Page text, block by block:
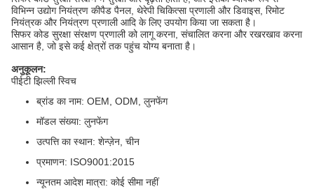
विभिन्न उद्योग नियंत्रण कीपैड पैनल, थेरेपी चिकित्सा प्रणाली और डिवाइस, रिमोट
नियंत्रक और नियंत्रण प्रणाली आदि के लिए उपयोग किया जा सकता है।
सिफर कोड सुरक्षा संरक्षण प्रणाली को लागू करना, संचालित करना और रखरखाव करना
आसान है, जो इसे कई क्षेत्रों तक पहुंच योग्य बनाता है।
अनुकूलन:
पीईटी झिल्ली स्विच
ब्रांड का नाम: OEM, ODM, लुनफेंग
मॉडल संख्या: लुनफेंग
उत्पत्ति का स्थान: शेन्ज़ेन, चीन
प्रमाणन: ISO9001:2015
न्यूनतम आदेश मात्रा: कोई सीमा नहीं